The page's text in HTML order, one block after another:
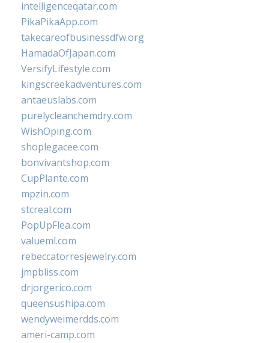
intelligenceqatar.com
PikaPikaApp.com
takecareofbusinessdfw.org
HamadaOfJapan.com
VersifyLifestyle.com
kingscreekadventures.com
antaeuslabs.com
purelycleanchemdry.com
WishOping.com
shoplegacee.com
bonvivantshop.com
CupPlante.com
mpzin.com
stcreal.com
PopUpFlea.com
valueml.com
rebeccatorresjewelry.com
jmpbliss.com
drjorgerico.com
queensushipa.com
wendyweimerdds.com
ameri-camp.com